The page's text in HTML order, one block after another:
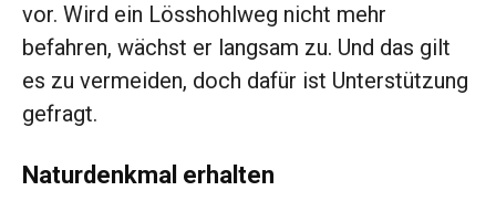
vor. Wird ein Lösshohlweg nicht mehr
befahren, wächst er langsam zu. Und das gilt
es zu vermeiden, doch dafür ist Unterstützung
gefragt.
Naturdenkmal erhalten